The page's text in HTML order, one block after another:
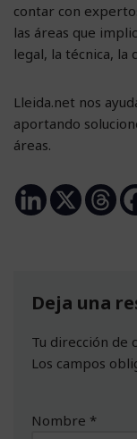
contar con
las áreas que
legal, la técnica, la
Lleida.net nos
aportando
áreas.
Deja una
Tu dirección de
Los campos
Nombre *